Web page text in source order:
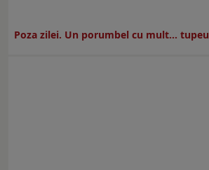
Poza zilei. Un porumbel cu mult… tupeu